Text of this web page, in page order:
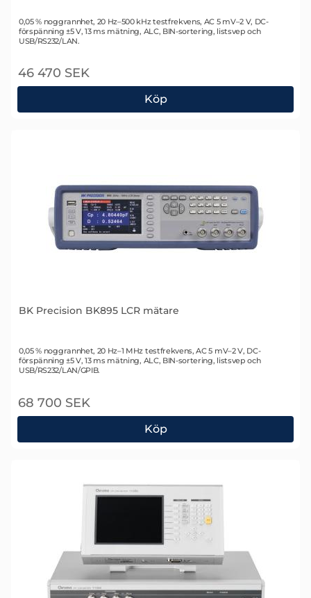
Art. nr 2373
0,05 % noggrannhet, 20 Hz–500 kHz testfrekvens, AC 5 mV–2 V, DC-
förspänning ±5 V, 13 ms mätning, ALC, BIN-sortering, listsvep och
USB/RS232/LAN.
46 470 SEK
Köp
BK Precision BK894 LCR mätare
BK Precision BK895 LCR mätare
Art. nr 2372
0,05 % noggrannhet, 20 Hz–1 MHz testfrekvens, AC 5 mV–2 V, DC-
förspänning ±5 V, 13 ms mätning, ALC, BIN-sortering, listsvep och
USB/RS232/LAN/GPIB.
68 700 SEK
Köp
BK Precision BK895 LCR mätare